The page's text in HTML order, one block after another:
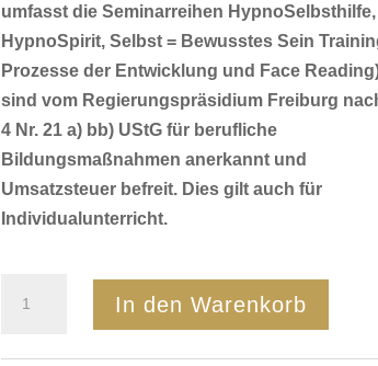
umfasst die Seminarreihen HypnoSelbsthilfe,
HypnoSpirit, Selbst = Bewusstes Sein
Prozesse der Entwicklung und Face
sind vom Regierungspräsidium Freiburg
4 Nr. 21 a) bb) UStG für berufliche
Bildungsmaßnahmen anerkannt und
Umsatzsteuer befreit. Dies gilt auch für
Individualunterricht.
In den Warenkorb